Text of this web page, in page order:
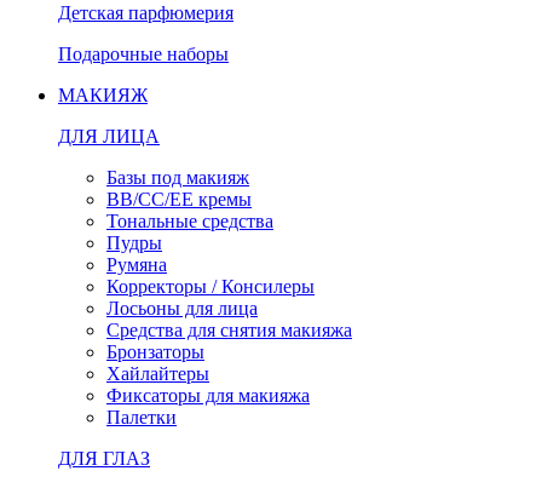
Детская парфюмерия
Подарочные наборы
МАКИЯЖ
ДЛЯ ЛИЦА
Базы под макияж
BB/CC/EE кремы
Тональные средства
Пудры
Румяна
Корректоры / Консилеры
Лосьоны для лица
Средства для снятия макияжа
Бронзаторы
Хайлайтеры
Фиксаторы для макияжа
Палетки
ДЛЯ ГЛАЗ